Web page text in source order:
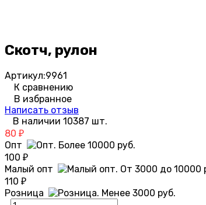
Скотч, рулон
Артикул:9961
К сравнению
В избранное
Написать отзыв
В наличии 10387 шт.
80 ₽
Опт
100 ₽
Малый опт
110 ₽
Розница